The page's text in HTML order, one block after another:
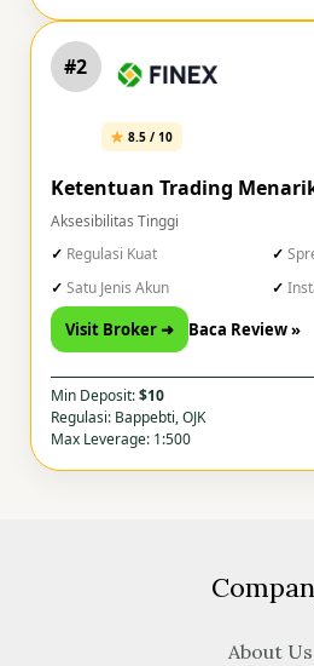
#2
8.5 / 10
Ketentuan Trading
Aksesibilitas Tinggi
Regulasi Kuat
Satu Jenis Akun
Visit Broker ➜ Baca Review »
Min Deposit:$10
Regulasi: Bappebti, OJK
Max Leverage: 1:500
About Us